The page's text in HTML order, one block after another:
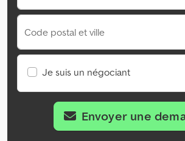
Code postal et ville
Je suis un négociant
Envoyer une